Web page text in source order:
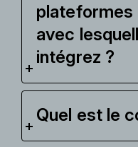
plateformes
avec
intégrez ?
Quel est le